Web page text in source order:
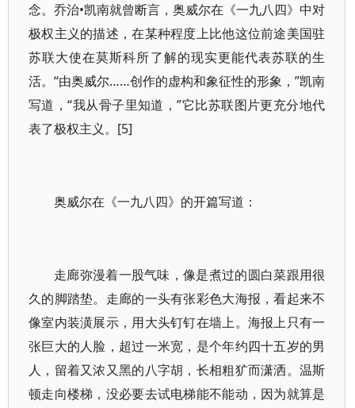
念。乔治•凯南就曾断言，奥威尔在《一九八四》中对
极权主义的描述，在某种程度上比他这位前途美国驻
苏联大使在莫斯科所了解的现实更能代表苏联的生
活。“由奥威尔……创作的虚构和象征性的形象，”凯南
写道，“我从骨子里知道，”它比苏联图片更充分地代
表了极权主义。[5]
奥威尔在《一九八四》的开篇写道：
走廊弥漫着一股气味，像是煮过的圆白菜跟用很
久的脚踏垫。走廊的一头有张彩色大海报，看起来不
像室内装潢展示，用大头钉钉在墙上。海报上只有一
张巨大的人脸，超过一米宽，是个年约四十五岁的男
人，留着又浓又黑的八字胡，长相粗犷而潇洒。温斯
顿走向楼梯，没必要去试电梯能不能动，因为就算是